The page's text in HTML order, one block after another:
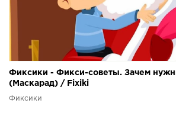
Фиксики - Фикси-советы. Зачем
(Маскарад) / Fixiki
Фиксики